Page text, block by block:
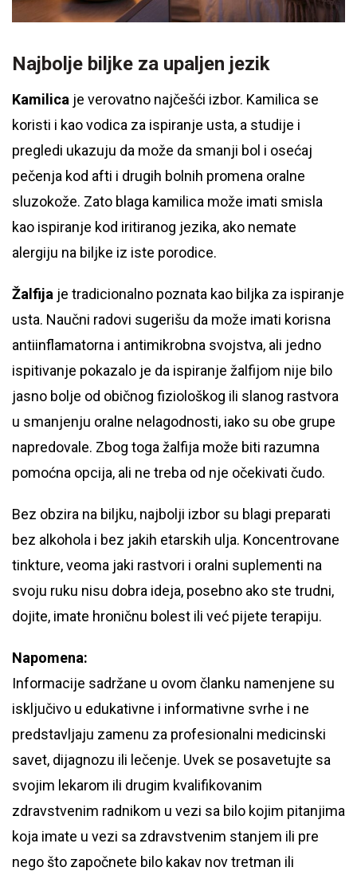
Najbolje biljke za upaljen jezik
Kamilica je verovatno najčešći izbor. Kamilica se
koristi i kao vodica za ispiranje usta, a studije i
pregledi ukazuju da može da smanji bol i osećaj
pečenja kod afti i drugih bolnih promena oralne
sluzokože. Zato blaga kamilica može imati smisla
kao ispiranje kod iritiranog jezika, ako nemate
alergiju na biljke iz iste porodice.
Žalfija je tradicionalno poznata kao biljka za ispiranje
usta. Naučni radovi sugerišu da može imati korisna
antiinflamatorna i antimikrobna svojstva, ali jedno
ispitivanje pokazalo je da ispiranje žalfijom nije bilo
jasno bolje od običnog fiziološkog ili slanog rastvora
u smanjenju oralne nelagodnosti, iako su obe grupe
napredovale. Zbog toga žalfija može biti razumna
pomoćna opcija, ali ne treba od nje očekivati čudo.
Bez obzira na biljku, najbolji izbor su blagi preparati
bez alkohola i bez jakih etarskih ulja. Koncentrovane
tinkture, veoma jaki rastvori i oralni suplementi na
svoju ruku nisu dobra ideja, posebno ako ste trudni,
dojite, imate hroničnu bolest ili već pijete terapiju.
Napomena:
Informacije sadržane u ovom članku namenjene su
isključivo u edukativne i informativne svrhe i ne
predstavljaju zamenu za profesionalni medicinski
savet, dijagnozu ili lečenje. Uvek se posavetujte sa
svojim lekarom ili drugim kvalifikovanim
zdravstvenim radnikom u vezi sa bilo kojim pitanjima
koja imate u vezi sa zdravstvenim stanjem ili pre
nego što započnete bilo kakav nov tretman ili